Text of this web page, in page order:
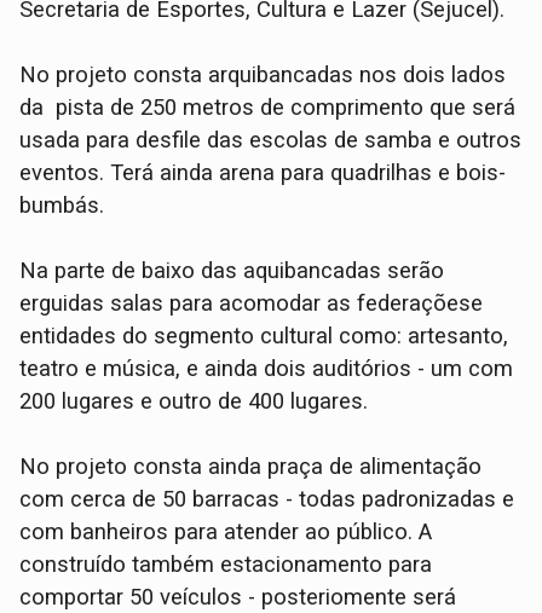
Secretaria de Esportes, Cultura e Lazer (Sejucel).
No projeto consta arquibancadas nos dois lados
da pista de 250 metros de comprimento que será
usada para desfile das escolas de samba e outros
eventos. Terá ainda arena para quadrilhas e bois-
bumbás.
Na parte de baixo das aquibancadas serão
erguidas salas para acomodar as federaçõese
entidades do segmento cultural como: artesanto,
teatro e música, e ainda dois auditórios - um com
200 lugares e outro de 400 lugares.
No projeto consta ainda praça de alimentação
com cerca de 50 barracas - todas padronizadas e
com banheiros para atender ao público. A
construído também estacionamento para
comportar 50 veículos - posteriomente será